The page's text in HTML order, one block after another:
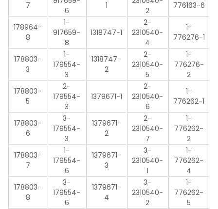
7
6
1
2
776163-6
178964-
8
1-
917659-
8
1318747-1
2-
2310540-
4
1-
776276-1
178803-
3
1-
179554-
3
1318747-
2
2-
2310540-
5
1-
776276-
2
178803-
5
2-
179554-
3
1379671-1
2-
2310540-
6
1-
776262-1
178803-
6
3-
179554-
3
1379671-
2
2-
2310540-
7
1-
776262-
2
178803-
7
1-
179554-
6
1379671-
3
3-
2310540-
1
1-
776262-
4
178803-
8
3-
179554-
6
1379671-
4
3-
2310540-
2
1-
776262-
5